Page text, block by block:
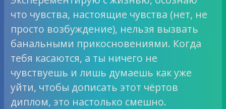
что чувства, настоящие чувства (нет, не
просто возбуждение), нельзя вызвать
банальными прикосновениями. Когда
тебя касаются, а ты ничего не
чувствуешь и лишь думаешь как уже
уйти, чтобы дописать этот чёртов
диплом, это настолько смешно.